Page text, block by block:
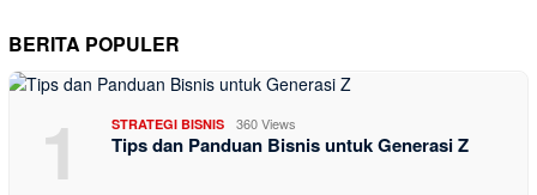
BERITA POPULER
1 STRATEGI BISNIS 360 Views
Tips dan Panduan Bisnis untuk Generasi Z